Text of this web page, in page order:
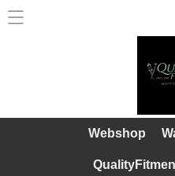
Home
Webshop